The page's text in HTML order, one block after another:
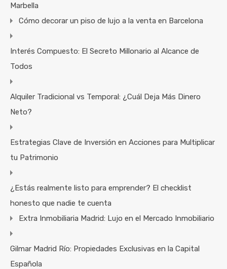
Marbella
Cómo decorar un piso de lujo a la venta en Barcelona
Interés Compuesto: El Secreto Millonario al Alcance de
Todos
Alquiler Tradicional vs Temporal: ¿Cuál Deja Más Dinero
Neto?
Estrategias Clave de Inversión en Acciones para Multiplicar
tu Patrimonio
¿Estás realmente listo para emprender? El checklist
honesto que nadie te cuenta
Extra Inmobiliaria Madrid: Lujo en el Mercado Inmobiliario
Gilmar Madrid Río: Propiedades Exclusivas en la Capital
Española